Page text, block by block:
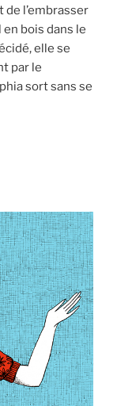
de l’embrasser
en bois dans le
elle se
par le
sort sans se